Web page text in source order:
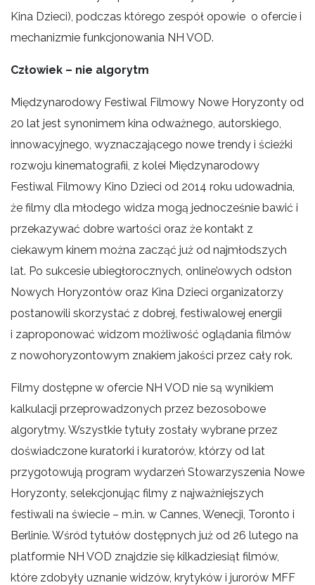
Kina Dzieci), podczas którego zespół opowie o ofercie i
mechanizmie funkcjonowania NH VOD.
Człowiek – nie algorytm
Międzynarodowy Festiwal Filmowy Nowe Horyzonty od
20 lat jest synonimem kina odważnego, autorskiego,
innowacyjnego, wyznaczającego nowe trendy i ścieżki
rozwoju kinematografii, z kolei Międzynarodowy
Festiwal Filmowy Kino Dzieci od 2014 roku udowadnia,
że filmy dla młodego widza mogą jednocześnie bawić i
przekazywać dobre wartości oraz że kontakt z
ciekawym kinem można zacząć już od najmłodszych
lat. Po sukcesie ubiegłorocznych, online’owych odsłon
Nowych Horyzontów oraz Kina Dzieci organizatorzy
postanowili skorzystać z dobrej, festiwalowej energii
i zaproponować widzom możliwość oglądania filmów
z nowohoryzontowym znakiem jakości przez cały rok.
Filmy dostępne w ofercie NH VOD nie są wynikiem
kalkulacji przeprowadzonych przez bezosobowe
algorytmy. Wszystkie tytuły zostały wybrane przez
doświadczone kuratorki i kuratorów, którzy od lat
przygotowują program wydarzeń Stowarzyszenia Nowe
Horyzonty, selekcjonując filmy z najważniejszych
festiwali na świecie – m.in. w Cannes, Wenecji, Toronto i
Berlinie. Wśród tytułów dostępnych już od 26 lutego na
platformie NH VOD znajdzie się kilkadziesiąt filmów,
które zdobyły uznanie widzów, krytyków i jurorów MFF